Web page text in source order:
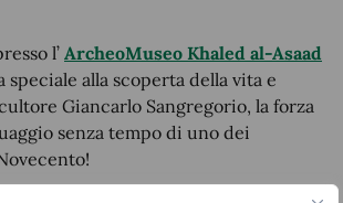
l’ ArcheoMuseo Khaled al-Asaad
speciale alla scoperta della vita e
Giancarlo Sangregorio, la forza
senza tempo di uno dei